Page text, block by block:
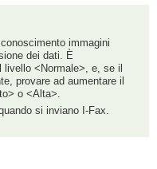
immagini
dei dati. È
<Normale>, e, se il
provare ad aumentare il
o <Alta>.
si inviano I-Fax.